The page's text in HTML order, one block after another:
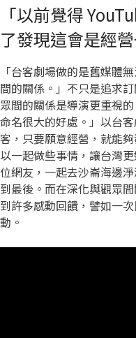
「以前覺得
了發現這會是經營
「台客劇場做的是舊媒體
間的關係。」不只是追求
眾間的關係是導演更重視
命名很大的好處。」以台
客，只要願意經營，就能
以一起做些事情，讓台灣
位網友，一起去沙崙海邊
到最後。而在深化與觀眾
到許多感動回饋，譬如一
動。